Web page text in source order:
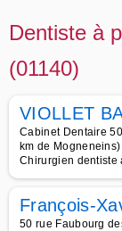
Dentiste à
(01140)
VIOLLET
Cabinet Dentaire
km de Mogneneins)
Chirurgien dentiste
François-
50 rue Faubourg